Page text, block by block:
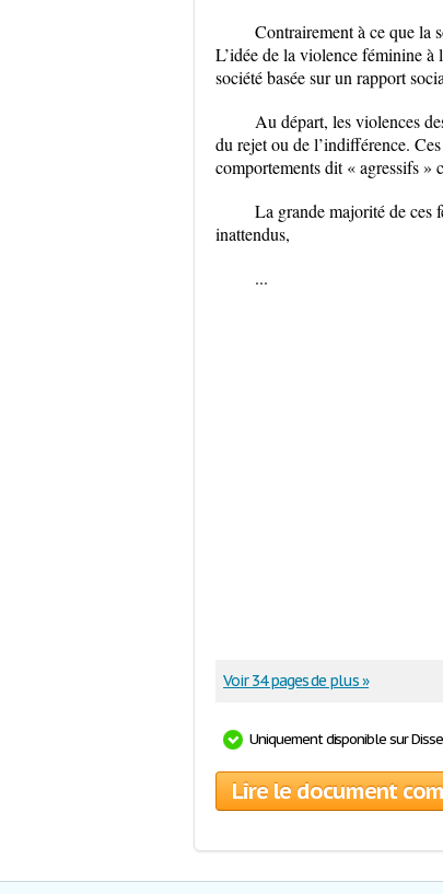
Contrairement à ce que la
L’idée de la violence féminine à
société basée sur un rapport
Au départ, les violences
du rejet ou de l’indifférence.
comportements dit « agressifs
La grande majorité de ces
inattendus,
...
Voir 34 pages de plus »
Uniquement disponible sur
Lire le document